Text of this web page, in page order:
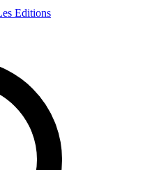
Editions